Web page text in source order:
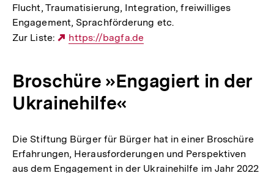
Flucht, Traumatisierung, Integration, freiwilliges
Engagement, Sprachförderung etc.
Zur Liste:
Externer
https://bagfa.de
Broschüre »Engagiert in der
Ukrainehilfe«
Die Stiftung Bürger für Bürger hat in einer Broschüre
Erfahrungen, Herausforderungen und Perspektiven
aus dem Engagement in der Ukrainehilfe im Jahr 2022